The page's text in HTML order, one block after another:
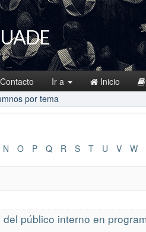
Contacto Ir a Inicio
por tema
N O P Q R S T U V W
público interno en